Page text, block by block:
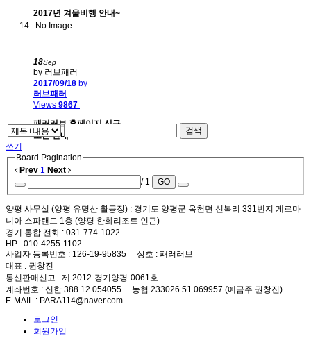
2017년 겨울비행 안내~
No Image
18Sep
by 러브패러
2017/09/18 by
러브패러
Views 9867
패러러브 홈페이지 신규
오픈 안내
검색
쓰기
Board Pagination
Prev 1 Next
/ 1
GO
양평 사무실 (양평 유명산 활공장) : 경기도 양평군 옥천면 신복리 331번지 게르마
니아 스파랜드 1층 (양평 한화리조트 인근)
경기 통합 전화 : 031-774-1022
HP : 010-4255-1102
사업자 등록번호 : 126-19-95835 상호 : 패러러브
대표 : 권창진
통신판매신고 : 제 2012-경기양평-0061호
계좌번호 : 신한 388 12 054055 농협 233026 51 069957 (예금주 권창진)
E-MAIL : PARA114@naver.com
로그인
회원가입